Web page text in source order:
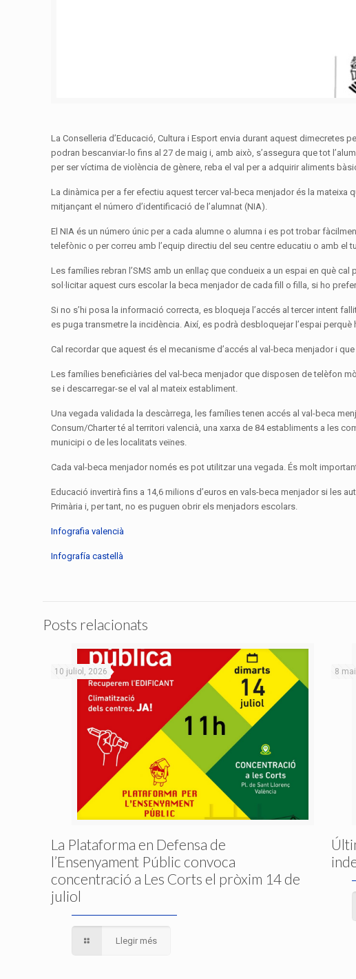
La Conselleria d’Educació, Cultura i Esport envia durant aquest
podran bescanviar-lo fins al 27 de maig i, amb això, s’assegura que tot
per ser víctima de violència de gènere, reba el val per a adquirir aliments
La dinàmica per a fer efectiu aquest tercer val-beca menjador és la
mitjançant el número d’identificació de l’alumnat (NIA).
El NIA és un número únic per a cada alumne o alumna i es pot trobar
telefònic o per correu amb l’equip directiu del seu centre educatiu o amb el
Les famílies rebran l’SMS amb un enllaç que condueix a un espai en què
sol·licitar aquest curs escolar la beca menjador de cada fill o filla, si ho
Si no s’hi posa la informació correcta, es bloqueja l’accés al tercer intent
es puga transmetre la incidència. Així, es podrà desbloquejar l’espai perquè
Cal recordar que aquest és el mecanisme d’accés al val-beca menjador i
Les famílies beneficiàries del val-beca menjador que disposen de telèfon
se i descarregar-se el val al mateix establiment.
Una vegada validada la descàrrega, les famílies tenen accés al val-beca
Consum/Charter té al territori valencià, una xarxa de 84 establiments a les
municipi o de les localitats veïnes.
Cada val-beca menjador només es pot utilitzar una vegada. És molt
Educació invertirà fins a 14,6 milions d’euros en vals-beca menjador si les
Primària i, per tant, no es puguen obrir els menjadors escolars.
Infografia valencià
Infografía castellà
Posts relacionats
10 juliol, 2026
La Plataforma en Defensa de
l’Ensenyament Públic convoca
concentració a Les Corts el pròxim 14 de
juliol
Llegir més
8